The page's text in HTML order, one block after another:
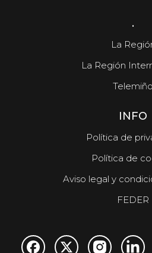
.
La
La Región
Telemiño
INFO
Política de
Política de
Aviso legal y
FEDER